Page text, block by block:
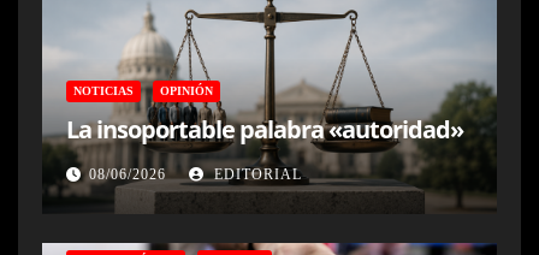
NOTICIAS OPINIÓN
La insoportable palabra «autoridad»
08/06/2026 EDITORIAL